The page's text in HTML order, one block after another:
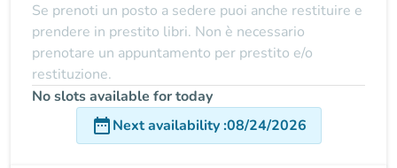
Se prenoti un posto a sedere puoi anche restituire e
prendere in prestito libri. Non è necessario
prenotare un appuntamento per prestito e/o
restituzione.
No slots available for today
date_rangeNext availability:08/24/2026